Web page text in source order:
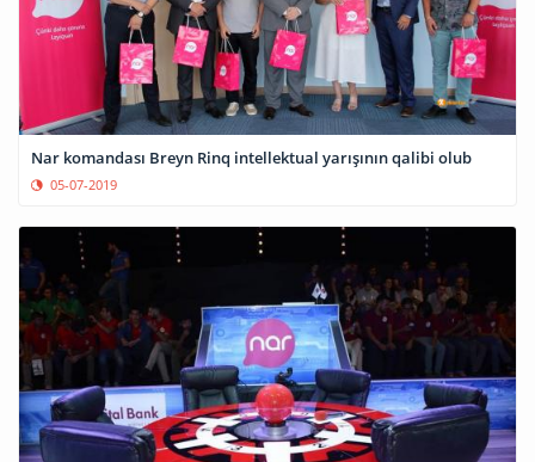
Nar komandası Breyn Rinq intellektual yarışının qalibi olub
05-07-2019